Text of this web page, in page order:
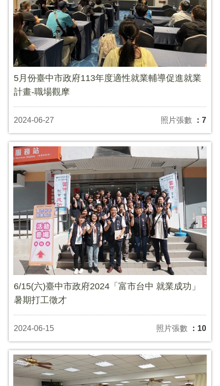
5月份臺中市政府113年度適性就業輔導促進就業
計畫-職場觀摩
2024-06-27 照片張數 ：7
6/15(六)臺中市政府2024「富市台中 就業成功」
暑期打工徵才
2024-06-15 照片張數 ：10